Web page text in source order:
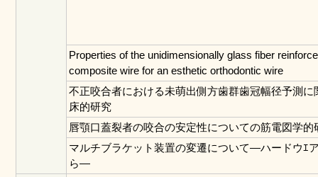
Properties of the unidimensionally glass fiber
composite wire for an esthetic orthodontic wire
不正咬合者における未萌出側方歯群歯冠幅径予測に
床的研究
唇顎口蓋裂者の咬合の安定性についての筋電図学的
マルチブラケット装置の変遷について―ハードウｴ
ら―